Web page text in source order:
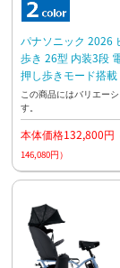
パナソニック 2026
歩き 26型 内装3段
押し歩きモード搭載
この商品にはバリエー
す。
本体価格132,800円
146,080円）